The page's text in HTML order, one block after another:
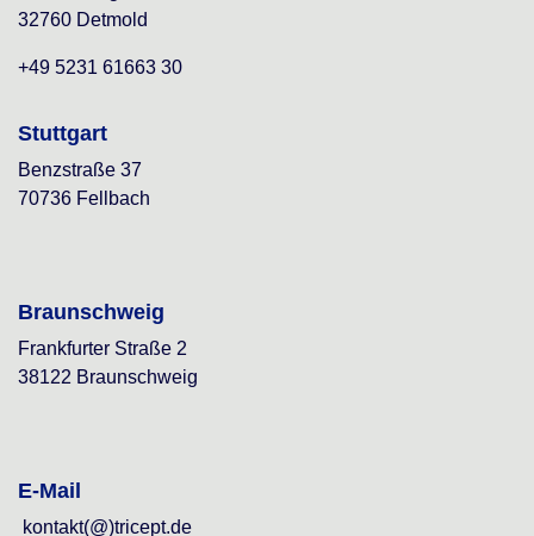
32760 Detmold
+49 5231 61663 30
Stuttgart
Benzstraße 37
70736 Fellbach
Braunschweig
Frankfurter Straße 2
38122 Braunschweig
E-Mail
kontakt(@)tricept.de